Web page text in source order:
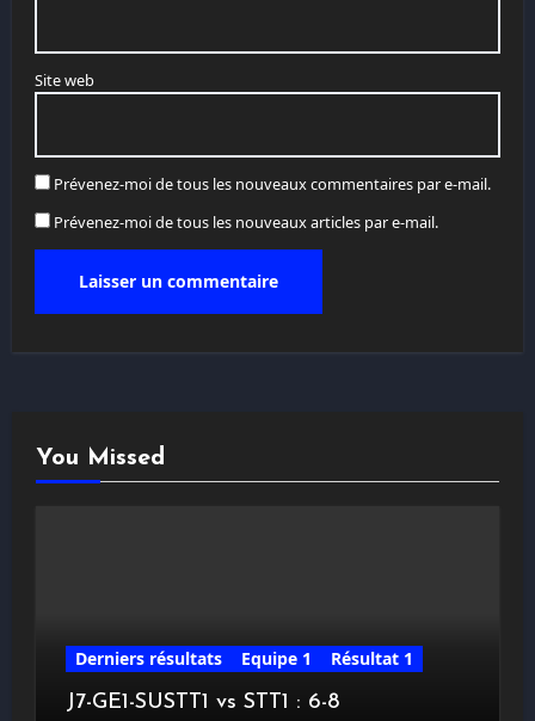
Site web
Prévenez-moi de tous les nouveaux commentaires par e-mail.
Prévenez-moi de tous les nouveaux articles par e-mail.
You Missed
Derniers résultats Equipe 1
Résultat 1
J7-GE1-SUSTT1 vs STT1 : 6-8